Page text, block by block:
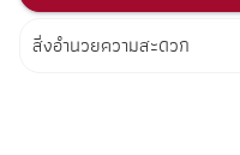
สิ่งอำนวยความสะดวก